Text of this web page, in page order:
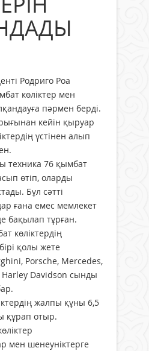
Родриго Роа
көліктер мен
пәрмен берді.
кейін қыруар
үстінен алып
техника 76 қымбат
өтіп, оларды
Бұл сәтті
ғана емес мемлекет
бақылап тұрған.
көліктердің
қолы жете
Porsche, Mercedes,
Davidson сынды
жалпы құны 6,5
құрап отыр.
мен шенеуніктерге